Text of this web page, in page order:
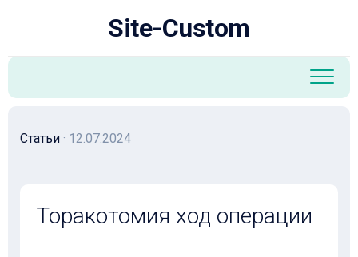
Site-Custom
Статьи · 12.07.2024
Торакотомия ход операции